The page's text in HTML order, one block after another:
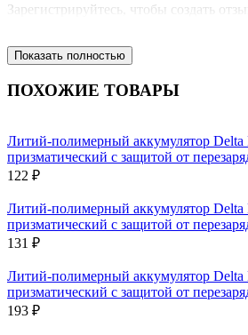
Зарегистрируйтесь, чтобы создать
Показать полностью
ПОХОЖИЕ ТОВАРЫ
Литий-полимерный аккумулятор Delta
призматический с защитой от
122 ₽
Литий-полимерный аккумулятор Delta
призматический с защитой от
131 ₽
Литий-полимерный аккумулятор Delta
призматический с защитой от
193 ₽